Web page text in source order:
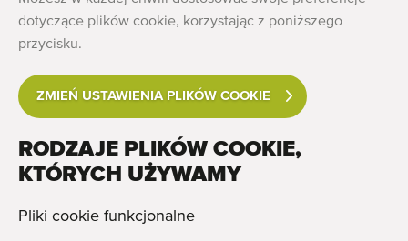
Maszyny
Marki
O nas
FAQ
Kontakt
dotyczące plików cookie, korzystając z poniższego
przycisku.
ZMIEŃ USTAWIENIA PLIKÓW COOKIE
RODZAJE PLIKÓW COOKIE,
KTÓRYCH UŻYWAMY
Pliki cookie funkcjonalne